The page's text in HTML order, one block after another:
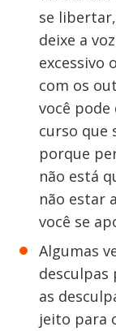
se
deixe a
excessivo
com os
você
curso que
porque
não está
não estar
você se
Algumas
desculpas
as
jeito para